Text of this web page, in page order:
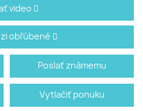
video
obľúbené
Poslať známemu
Vytlačiť ponuku